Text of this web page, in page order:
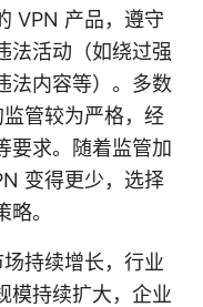
VPN 产品，遵守
法活动（如绕过强
法内容等）。多数
管较为严格，经
要求。随着监管加
变得更少，选择
。
持续增长，行业
模持续扩大，企业